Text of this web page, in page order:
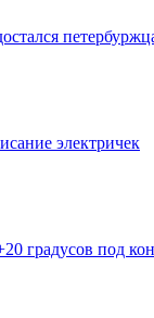
электричек
градусов под